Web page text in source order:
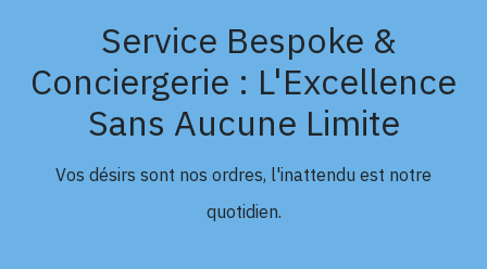
Service Bespoke &
Conciergerie : L'Excellence
Sans Aucune Limite
Vos désirs sont nos ordres, l'inattendu est notre
quotidien.